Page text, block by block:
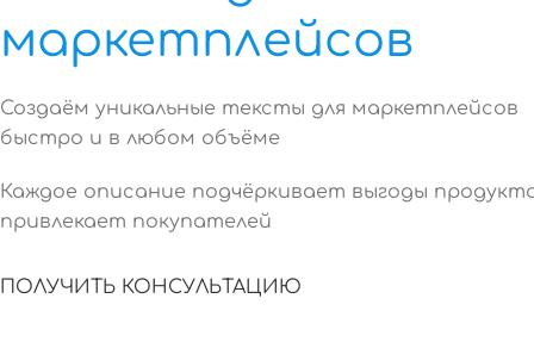
маркетплейсов
Создаём уникальные тексты для маркетплейсов
быстро и в любом объёме
Каждое описание подчёркивает выгоды
привлекает покупателей
ПОЛУЧИТЬ КОНСУЛЬТАЦИЮ